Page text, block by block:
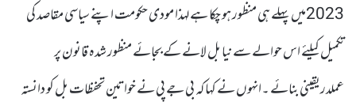
2023میں پہلے ہی منظور ہو چکا ہے لہذا مودی حکومت اپنے سیاسی مقاصد کی
تکمیل کیلئے اس حوالے سے نیا بل لانے کے بجائے منظور شدہ قانون پر
عملدریقینی بنائے ۔انہوں نے کہا کہ بی جے پی نے خواتین تحفظات بل کو دانستہ